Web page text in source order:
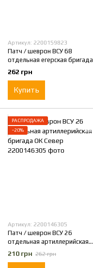
Артикул: 2200159823
Патч / шеврон ВСУ 68
отдельная егерская бригада
им. О.Добвуша ОК Запад
262 грн
Купить
РАСПРОДАЖА
−20%
Артикул: 2200146305
Патч / шеврон ВСУ 26
отдельная артиллерийская
бригада ОК Север
210 грн 262 грн